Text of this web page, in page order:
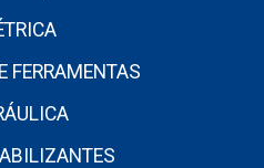
FERRAMENTAS